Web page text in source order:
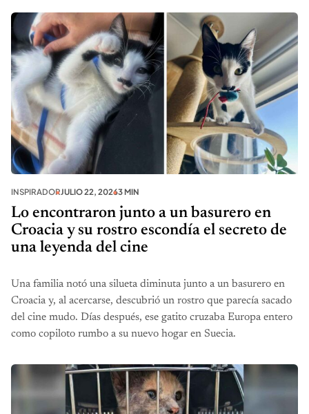
INSPIRADORJULIO 22, 20263 MIN
Lo encontraron junto a un basurero en
Croacia y su rostro escondía el secreto de
una leyenda del cine
Una familia notó una silueta diminuta junto a un basurero en
Croacia y, al acercarse, descubrió un rostro que parecía sacado
del cine mudo. Días después, ese gatito cruzaba Europa entero
como copiloto rumbo a su nuevo hogar en Suecia.